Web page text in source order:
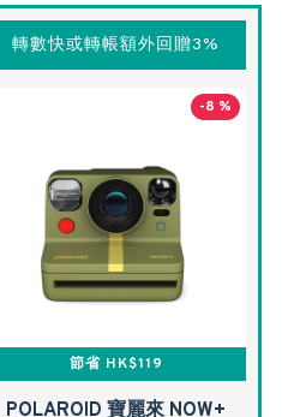
轉數快或轉帳額外回贈3%
-8 %
節省 HK$119
POLAROID 寶麗來 NOW+